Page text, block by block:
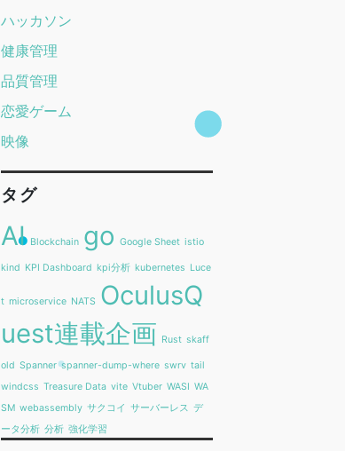
ハッカソン
健康管理
品質管理
恋愛ゲーム
映像
タグ
AI Blockchain go Google Sheet istio
kind KPI Dashboard kpi分析 kubernetes Luce
t microservice NATS OculusQ
uest連載企画 Rust skaff
old Spanner spanner-dump-where swrv tail
windcss Treasure Data vite Vtuber WASI WA
SM webassembly サクコイ サーバーレス デ
ータ分析 分析 強化学習